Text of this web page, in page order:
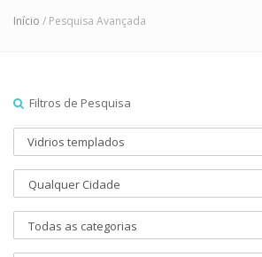
Início / Pesquisa Avançada
Filtros de Pesquisa